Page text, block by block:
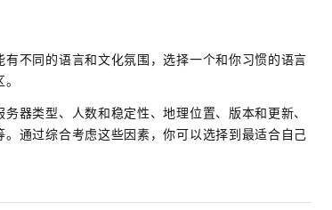
不同的语言和文化氛围，选择一个和你习惯的语言
器类型、人数和稳定性、地理位置、版本和更新、
通过综合考虑这些因素，你可以选择到最适合自己